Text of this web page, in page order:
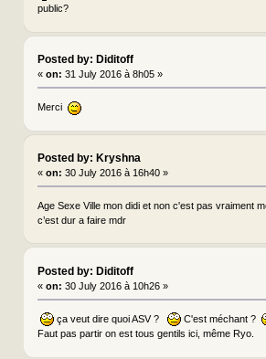
public?
Posted by: Diditoff
« on: 31 July 2016 à 8h05 »
Merci
Posted by: Kryshna
« on: 30 July 2016 à 16h40 »
Age Sexe Ville mon didi et non c'est pas vraiment
c’est dur a faire mdr
Posted by: Diditoff
« on: 30 July 2016 à 10h26 »
ça veut dire quoi ASV ?
C'est méchant ?
Faut pas partir on est tous gentils ici, même Ryo.